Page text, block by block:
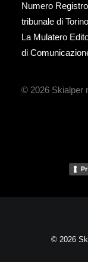
Numero
tribunale di
La Mulatero
di
© 2026 Skialper
© 2026